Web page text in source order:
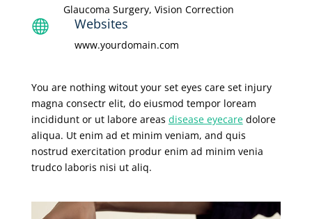
Glaucoma Surgery, Vision Correction
 Websites
www.yourdomain.com
You are nothing witout your set eyes care set injury
magna consectr elit, do eiusmod tempor loream
incididunt or ut labore areas disease eyecaredolore
aliqua. Ut enim ad et minim veniam, and quis
nostrud exercitation produr enim ad minim venia
trudco laboris nisi ut aliq.